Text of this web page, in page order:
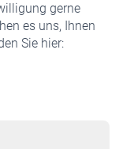
gerne
es uns, Ihnen
Sie hier: